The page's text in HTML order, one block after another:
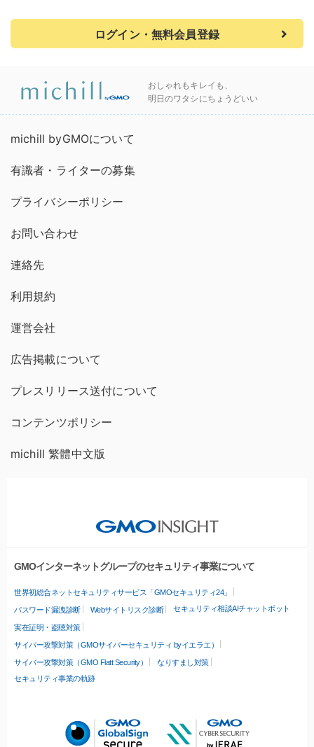
ログイン・無料会員登録
おしゃれもキレイも、
明日のワタシにちょうどいい
michill byGMOについて
有識者・ライターの募集
プライバシーポリシー
お問い合わせ
連絡先
利用規約
運営会社
広告掲載について
プレスリリース送付について
コンテンツポリシー
michill 繁體中文版
GMOインターネットグループのセキュリティ事業について
世界初総合ネットセキュリティサービス「GMOセキュリティ24」
パスワード漏洩診断 Webサイトリスク診断 セキュリティ相談AIチャットボット
実在証明・盗聴対策
サイバー攻撃対策（GMOサイバーセキュリティ byイエラエ）
サイバー攻撃対策（GMO Flatt Security）
なりすまし対策
セキュリティ事業の軌跡